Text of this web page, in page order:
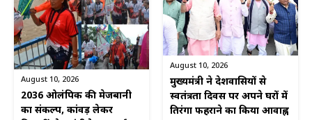
August 10, 2026
2036 ओलंपिक की मेजबानी
का संकल्प, कांवड़ लेकर
August 10, 2026
मुख्यमंत्री ने प्रदेशवासियों से
स्वतंत्रता दिवस पर अपने घरों में
तिरंगा फहराने का किया आवाह्न